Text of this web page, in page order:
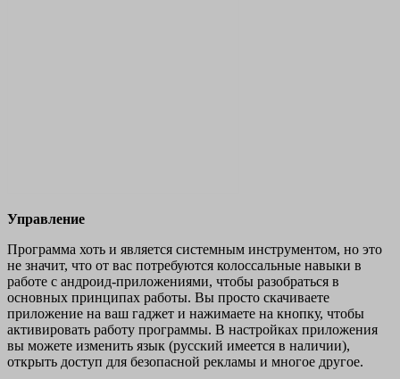
Управление
Программа хоть и является системным инструментом, но это
не значит, что от вас потребуются колоссальные навыки в
работе с андроид-приложениями, чтобы разобраться в
основных принципах работы. Вы просто скачиваете
приложение на ваш гаджет и нажимаете на кнопку, чтобы
активировать работу программы. В настройках приложения
вы можете изменить язык (русский имеется в наличии),
открыть доступ для безопасной рекламы и многое другое.